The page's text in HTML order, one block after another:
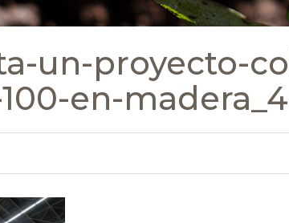
un-proyecto-
en-madera_4